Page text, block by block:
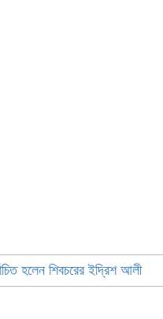
হলেন শিবচরের ইদ্রিশ আলী